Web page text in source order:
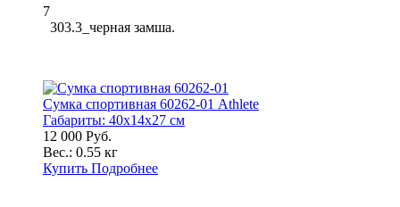
7
303.3_черная замша.
Сумка спортивная 60262-01 Athlete
Габариты: 40x14x27 см
12 000 Руб.
Вес.: 0.55 кг
Купить Подробнее